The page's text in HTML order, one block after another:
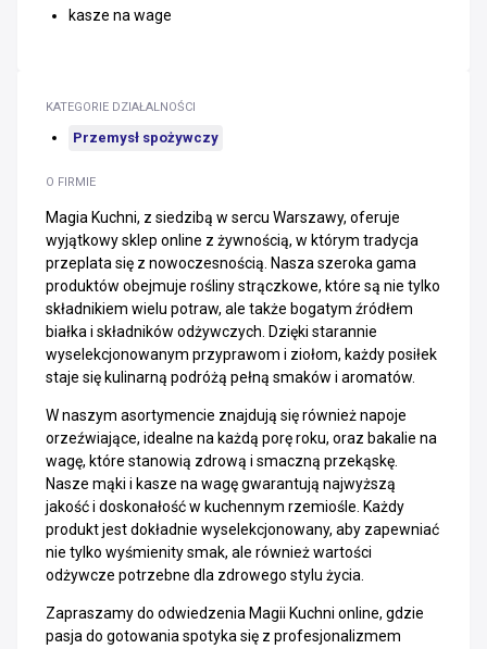
kasze na wage
O FIRMIE
Magia Kuchni, z siedzibą w sercu Warszawy, oferuje
wyjątkowy sklep online z żywnością, w którym tradycja
przeplata się z nowoczesnością. Nasza szeroka gama
produktów obejmuje rośliny strączkowe, które są nie tylko
składnikiem wielu potraw, ale także bogatym źródłem
białka i składników odżywczych. Dzięki starannie
wyselekcjonowanym przyprawom i ziołom, każdy posiłek
staje się kulinarną podróżą pełną smaków i aromatów.
W naszym asortymencie znajdują się również napoje
orzeźwiające, idealne na każdą porę roku, oraz bakalie na
wagę, które stanowią zdrową i smaczną przekąskę.
Nasze mąki i kasze na wagę gwarantują najwyższą
jakość i doskonałość w kuchennym rzemiośle. Każdy
produkt jest dokładnie wyselekcjonowany, aby zapewniać
nie tylko wyśmienity smak, ale również wartości
odżywcze potrzebne dla zdrowego stylu życia.
Zapraszamy do odwiedzenia Magii Kuchni online, gdzie
pasja do gotowania spotyka się z profesjonalizmem
KATEGORIE DZIAŁALNOŚCI
Przemysł spożywczy